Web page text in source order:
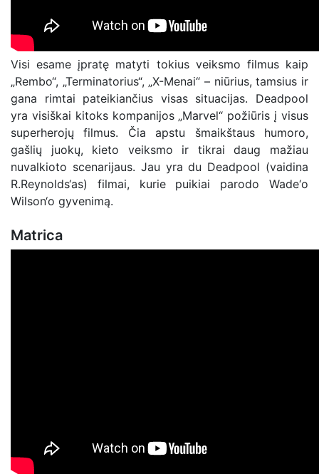
Visi esame įpratę matyti tokius veiksmo filmus kaip
„Rembo“, „Terminatorius“, „X-Menai“ – niūrius, tamsius ir
gana rimtai pateikiančius visas situacijas. Deadpool
yra visiškai kitoks kompanijos „Marvel“ požiūris į visus
superherojų filmus. Čia apstu šmaikštaus humoro,
gašlių juokų, kieto veiksmo ir tikrai daug mažiau
nuvalkioto scenarijaus. Jau yra du Deadpool (vaidina
R.Reynolds‘as) filmai, kurie puikiai parodo Wade‘o
Wilson‘o gyvenimą.
Matrica